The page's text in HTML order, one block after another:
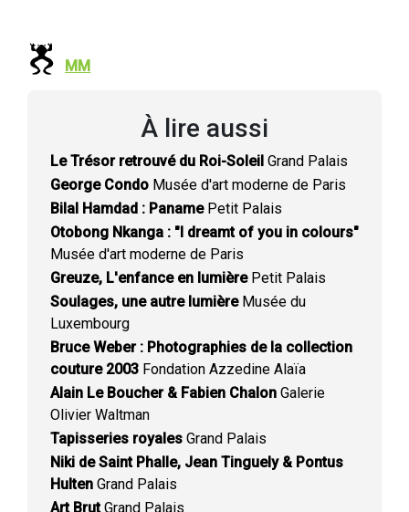
MM
À lire aussi
Le Trésor retrouvé du Roi-Soleil Grand Palais
George Condo Musée d'art moderne de Paris
Bilal Hamdad : PanamePetit Palais
Otobong Nkanga : "I dreamt of you in colours"
Musée d'art moderne de Paris
Greuze, L'enfance en lumièrePetit Palais
Soulages, une autre lumièreMusée du
Luxembourg
Bruce Weber : Photographies de la collection
couture 2003 Fondation Azzedine Alaïa
Alain Le Boucher & Fabien Chalon Galerie
Olivier Waltman
Tapisseries royales Grand Palais
Niki de Saint Phalle, Jean Tinguely & Pontus
Hulten Grand Palais
Art BrutGrand Palais